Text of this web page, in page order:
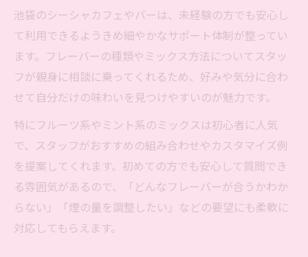
池袋のシーシャカフェやバーは、未経験の方でも安心し
て利用できるようきめ細やかなサポート体制が整ってい
ます。フレーバーの種類やミックス方法についてスタッ
フが親身に相談に乗ってくれるため、好みや気分に合わ
せて自分だけの味わいを見つけやすいのが魅力です。
特にフルーツ系やミント系のミックスは初心者に人気
で、スタッフがおすすめの組み合わせやカスタマイズ例
を提案してくれます。初めての方でも安心して質問でき
る雰囲気があるので、「どんなフレーバーが合うかわか
らない」「煙の量を調整したい」などの要望にも柔軟に
対応してもらえます。